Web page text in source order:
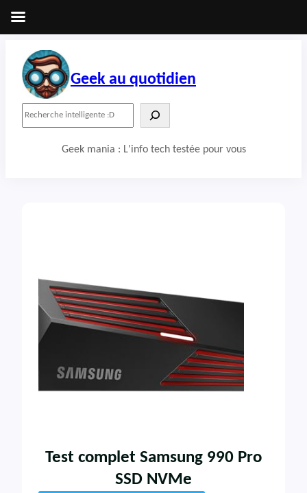
contenu
Geek au quotidien
Geek mania : L'info tech testée pour vous
Test complet Samsung 990 Pro
SSD NVMe